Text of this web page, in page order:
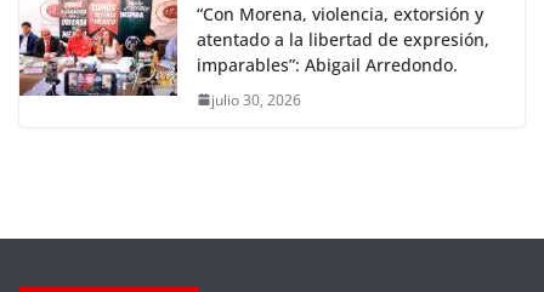
“Con Morena, violencia, extorsión y
atentado a la libertad de expresión,
imparables”: Abigail Arredondo.
julio 30, 2026